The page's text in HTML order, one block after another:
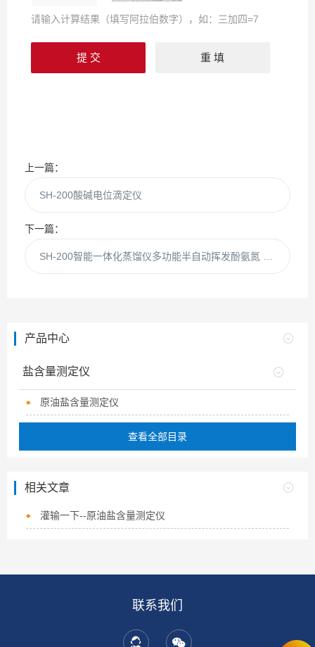
请输入计算结果（填写阿拉伯数字），如：三加四=7
上一篇：
SH-200酸碱电位滴定仪
下一篇：
产品中心
盐含量测定仪
原油盐含量测定仪
查看全部目录
相关文章
灌输一下--原油盐含量测定仪
联系我们